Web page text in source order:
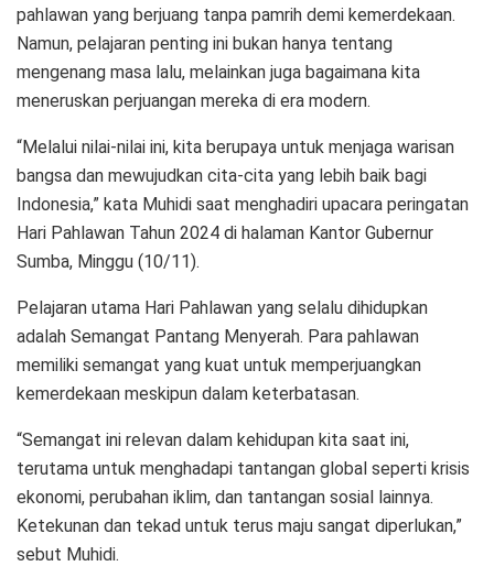
pahlawan yang berjuang tanpa pamrih demi kemerdekaan.
Namun, pelajaran penting ini bukan hanya tentang
mengenang masa lalu, melainkan juga bagaimana kita
meneruskan perjuangan mereka di era modern.
“Melalui nilai-nilai ini, kita berupaya untuk menjaga warisan
bangsa dan mewujudkan cita-cita yang lebih baik bagi
Indonesia,” kata Muhidi saat menghadiri upacara peringatan
Hari Pahlawan Tahun 2024 di halaman Kantor Gubernur
Sumba, Minggu (10/11).
Pelajaran utama Hari Pahlawan yang selalu dihidupkan
adalah Semangat Pantang Menyerah. Para pahlawan
memiliki semangat yang kuat untuk memperjuangkan
kemerdekaan meskipun dalam keterbatasan.
“Semangat ini relevan dalam kehidupan kita saat ini,
terutama untuk menghadapi tantangan global seperti krisis
ekonomi, perubahan iklim, dan tantangan sosial lainnya.
Ketekunan dan tekad untuk terus maju sangat diperlukan,”
sebut Muhidi.